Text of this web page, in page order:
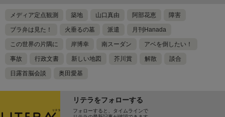
メディア定点観測 築地 山口真由 阿部花恵 障害
ブラ弁は見た！ 火垂るの墓 派遣 月刊Hanada
この世界の片隅に 岸博幸 南スーダン アベを倒したい！
事故 行政文書 新しい地図 芥川賞 解散 談合
日露首脳会談 奥田愛基
リテラをフォローする
フォローすると、タイムラインで